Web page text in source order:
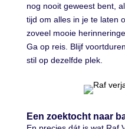
nog nooit geweest bent,
tijd om alles in je te laten
zoveel mooie
Ga op reis. Blijf
stil op dezelfde plek.
Een zoektocht naar